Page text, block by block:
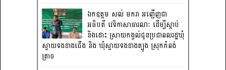
ឯកឧត្តម សល់ មករា អញ្ជើញជា
អធិបតី វេទិកាសាធារណៈ ដើម្បីស្តាប់
និងដោះ ស្រាយកង្វល់ជូនប្រជាពលរដ្ឋឃុំ
ស្វាយទងខាងជើង និង ឃុំស្វាយទងខាងត្បូង ស្រុកកំពង់
ត្រាច